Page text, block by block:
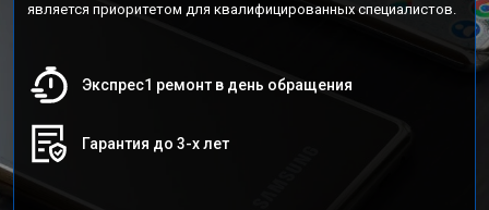
является приоритетом для квалифицированных специалистов.
Экспрес1 ремонт в день обращения
Гарантия до 3-х лет